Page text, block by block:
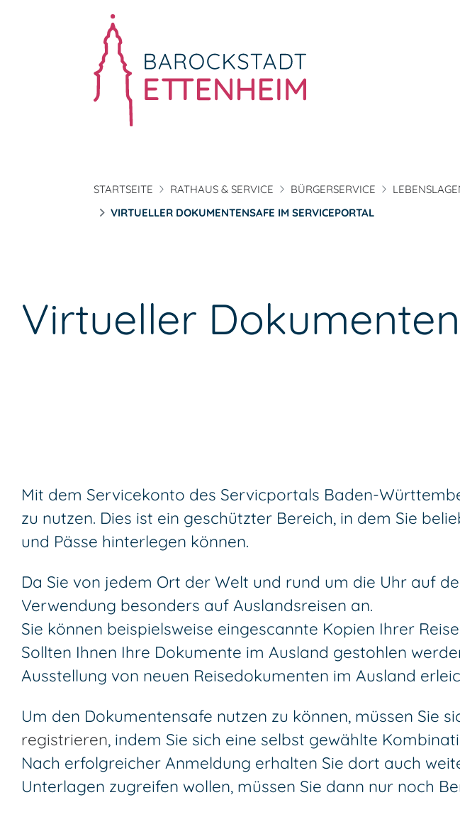
STARTSEITE RATHAUS & SERVICE BÜRGERSERVICE
VIRTUELLER DOKUMENTENSAFE IM SERVICEPORTAL
Virtueller
Mit dem Servicekonto des Servicportals Baden-
zu nutzen. Dies ist ein geschützter Bereich, in dem Sie
und Pässe hinterlegen können.
Da Sie von jedem Ort der Welt und rund um die Uhr auf
Verwendung besonders auf Auslandsreisen an.
Sie können beispielsweise eingescannte Kopien Ihrer
Sollten Ihnen Ihre Dokumente im Ausland gestohlen
Ausstellung von neuen Reisedokumenten im Ausland
Um den Dokumentensafe nutzen zu können, müssen Sie
registrieren, indem Sie sich eine selbst gewählte
Nach erfolgreicher Anmeldung erhalten Sie dort auch
Unterlagen zugreifen wollen, müssen Sie dann nur noch